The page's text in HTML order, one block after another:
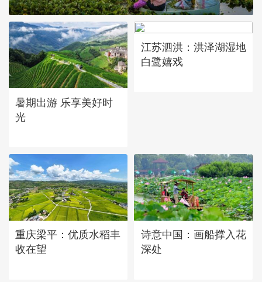
暑期出游 乐享美好时
光
江苏泗洪：洪泽湖湿地
白鹭嬉戏
重庆梁平：优质水稻丰
收在望
诗意中国：画船撑入花
深处